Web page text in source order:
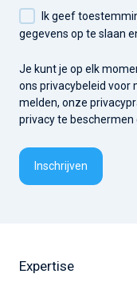
Ik geef
gegevens op te slaan
Je kunt je op elk
ons privacybeleid voor
melden, onze
privacy te beschermen
Expertise